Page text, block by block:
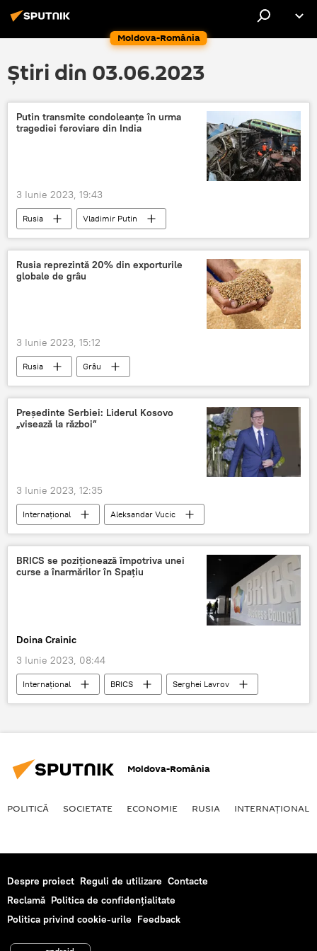
Moldova-România
Știri din 03.06.2023
Putin transmite condoleanțe în urma
tragediei feroviare din India
3 Iunie 2023, 19:43
Rusia
Vladimir Putin
Narendra Modi
India
Tren
Tragedie
Rusia reprezintă 20% din exporturile
globale de grâu
3 Iunie 2023, 15:12
Rusia Grâu
Președinte Serbiei: Liderul Kosovo
„visează la război”
3 Iunie 2023, 12:35
Internaţional
Aleksandar Vucic
Serbia
NATO ONU
BRICS se poziţionează împotriva unei
curse a înarmărilor în Spațiu
Doina Crainic
3 Iunie 2023, 08:44
Internaţional BRICS
Serghei Lavrov
Spațiu cosmic
Moldova-România
POLITICĂ SOCIETATE ECONOMIE RUSIA INTERNAŢIONAL
Despre proiect Reguli de utilizare Contacte
Reclamă Politica de confidențialitate
Politica privind cookie-urile Feedback